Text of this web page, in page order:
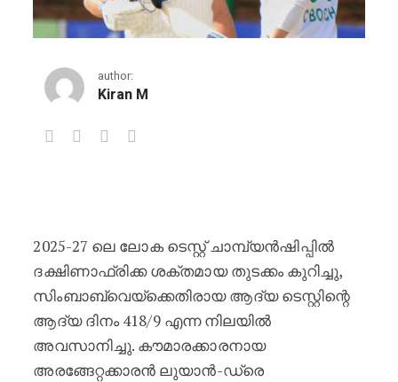
author:
Kiran M
2025-27 ലെ ലോക ടെസ്റ്റ് ചാമ്പ്യൻഷിപ്പിൽ
ദക്ഷിണാഫ്രിക്ക ശക്തമായ തുടക്കം കുറിച്ചു,
സിംബാബ്‌വെയ്‌ക്കെതിരായ ആദ്യ ടെസ്റ്റിന്റെ
ആദ്യ ദിനം 418/9 എന്ന നിലയിൽ
അവസാനിച്ചു. കൗമാരക്കാരനായ
അരങ്ങേറ്റക്കാരൻ ലുയാൻ-ഡ്രെ